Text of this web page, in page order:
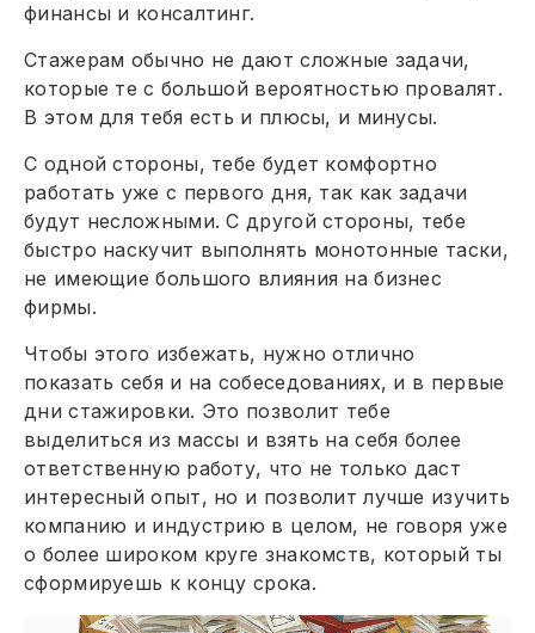
финансы и консалтинг.
Стажерам обычно не дают сложные задачи,
которые те с большой вероятностью провалят.
В этом для тебя есть и плюсы, и минусы.
С одной стороны, тебе будет комфортно
работать уже с первого дня, так как задачи
будут несложными. С другой стороны, тебе
быстро наскучит выполнять монотонные таски,
не имеющие большого влияния на бизнес
фирмы.
Чтобы этого избежать, нужно отлично
показать себя и на собеседованиях, и в первые
дни стажировки. Это позволит тебе
выделиться из массы и взять на себя более
ответственную работу, что не только даст
интересный опыт, но и позволит лучше изучить
компанию и индустрию в целом, не говоря уже
о более широком круге знакомств, который ты
сформируешь к концу срока.